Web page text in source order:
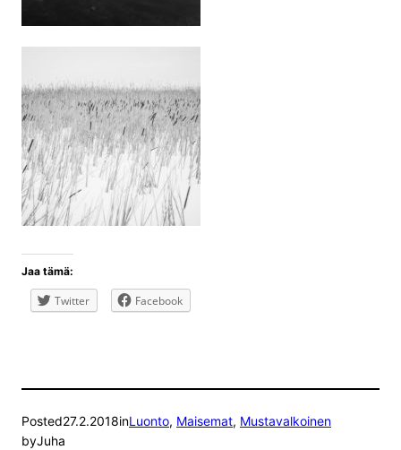
Jaa tämä:
Twitter Facebook
Posted27.2.2018inLuonto, Maisemat, Mustavalkoinen
byJuha